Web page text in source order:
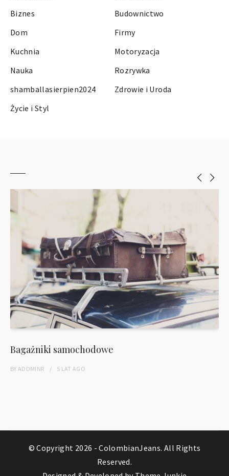
Biznes
Budownictwo
Dom
Firmy
Kuchnia
Motoryzacja
Nauka
Rozrywka
shamballasierpien2024
Zdrowie i Uroda
Życie i Styl
Bagażniki samochodowe
BYADDMINR 5 LAT AGO
© Copyright 2026 -ColombianJeans. All Rights
Reserved.